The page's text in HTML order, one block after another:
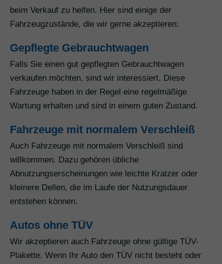
beim Verkauf zu helfen. Hier sind einige der
Fahrzeugzustände, die wir gerne akzeptieren:
Gepflegte Gebrauchtwagen
Falls Sie einen gut gepflegten Gebrauchtwagen
verkaufen möchten, sind wir interessiert. Diese
Fahrzeuge haben in der Regel eine regelmäßige
Wartung erhalten und sind in einem guten Zustand.
Fahrzeuge mit normalem Verschleiß
Auch Fahrzeuge mit normalem Verschleiß sind
willkommen. Dazu gehören übliche
Abnutzungserscheinungen wie leichte Kratzer oder
kleinere Dellen, die im Laufe der Nutzungsdauer
entstehen können.
Autos ohne TÜV
Wir akzeptieren auch Fahrzeuge ohne gültige TÜV-
Plakette. Wenn Ihr Auto den TÜV nicht besteht oder